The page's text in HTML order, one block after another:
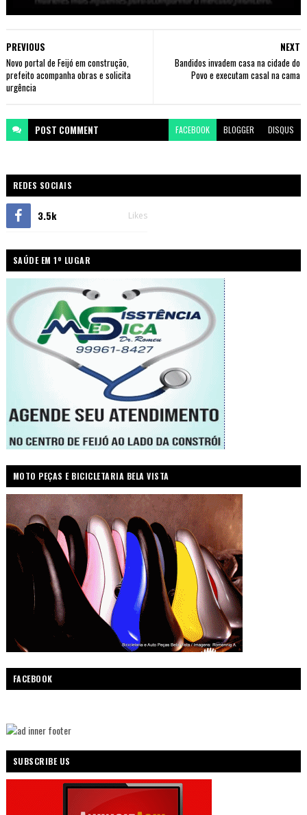
NEXT
Bandidos invadem casa na cidade do
Povo e executam casal na cama
PREVIOUS
Novo portal de Feijó em construção,
prefeito acompanha obras e solicita
urgência
POST COMMENT FACEBOOK BLOGGER DISQUS
REDES SOCIAIS
3.5k Likes
SAÚDE EM 1º LUGAR
MOTO PEÇAS E BICICLETARIA BELA VISTA
FACEBOOK
SUBSCRIBE US